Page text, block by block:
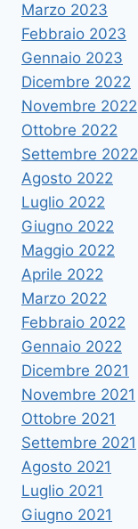
Marzo 2023
Febbraio 2023
Gennaio 2023
Dicembre 2022
Novembre 2022
Ottobre 2022
Settembre 2022
Agosto 2022
Luglio 2022
Giugno 2022
Maggio 2022
Aprile 2022
Marzo 2022
Febbraio 2022
Gennaio 2022
Dicembre 2021
Novembre 2021
Ottobre 2021
Settembre 2021
Agosto 2021
Luglio 2021
Giugno 2021